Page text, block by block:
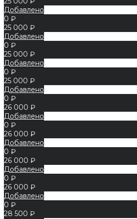
Добавлено
0 ₽
25 000 ₽
Добавлено
0 ₽
25 000 ₽
Добавлено
0 ₽
25 000 ₽
Добавлено
0 ₽
26 000 ₽
Добавлено
0 ₽
26 000 ₽
Добавлено
0 ₽
26 000 ₽
Добавлено
0 ₽
26 000 ₽
Добавлено
0 ₽
28 500 ₽